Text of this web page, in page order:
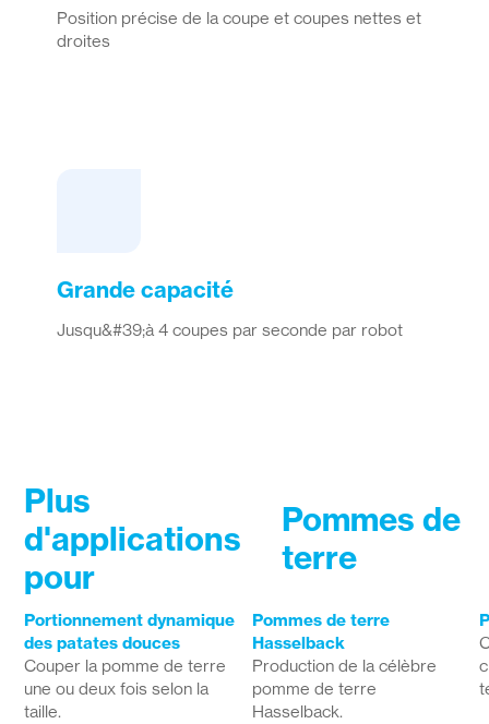
Position précise de la coupe et coupes nettes et
droites
Grande capacité
Jusqu&#39;à 4 coupes par seconde par robot
Plus
d'applications
pour
Pommes de
terre
Portionnement dynamique
des patates douces
Couper la pomme de terre
une ou deux fois selon la
taille.
Pommes de terre
Hasselback
Production de la célèbre
pomme de terre
Hasselback.